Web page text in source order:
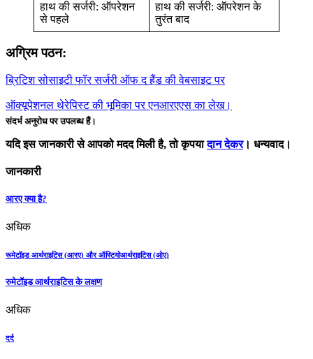
हाथ की सर्जरी: ऑपरेशन
से पहले
हाथ की सर्जरी: ऑपरेशन के
तुरंत बाद
अग्रिम पठन:
ब्रिटिश सोसाइटी फॉर सर्जरी ऑफ द हैंड की वेबसाइट पर
ऑक्यूपेशनल थेरेपिस्ट की भूमिका पर एनआरएएस का लेख।
संदर्भ अनुरोध पर उपलब्ध हैं।
यदि इस जानकारी से आपको मदद मिली है, तो कृपयादान देकर। धन्यवाद।
जानकारी
आरए क्या है?
अधिक
रूमेटॉइड आर्थराइटिस (आरए) और ऑस्टियोआर्थराइटिस (ओए)
रुमेटॉइड आर्थराइटिस के लक्षण
अधिक
दर्द